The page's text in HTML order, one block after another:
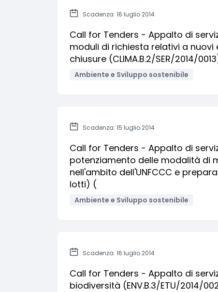
Scadenza: 16 luglio 2014
Call for Tenders - Appalto di
moduli di richiesta relativi a
chiusure (CLIMA.B.2/SER/2014/
Ambiente e Sviluppo sostenibile
Scadenza: 15 luglio 2014
Call for Tenders - Appalto di
potenziamento delle modalità di
nell'ambito dell'UNFCCC e
lotti) (
Ambiente e Sviluppo sostenibile
Scadenza: 16 luglio 2014
Call for Tenders - Appalto di
biodiversità (ENV.B.3/ETU/2014/